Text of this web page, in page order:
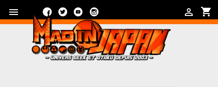
 shopping_cart

FacebookTwitterYouTube